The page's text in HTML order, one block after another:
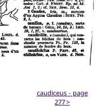
caudiceus - page
277 >